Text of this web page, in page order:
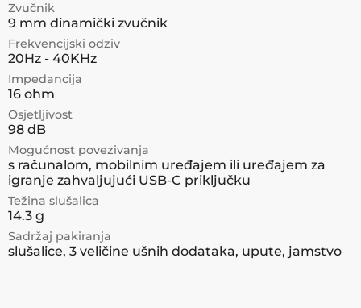
Zvučnik
9 mm dinamički zvučnik
Frekvencijski odziv
20Hz - 40KHz
Impedancija
16 ohm
Osjetljivost
98 dB
Mogućnost povezivanja
s računalom, mobilnim uređajem ili uređajem za
igranje zahvaljujući USB-C priključku
Težina slušalica
14.3 g
Sadržaj pakiranja
slušalice, 3 veličine ušnih dodataka, upute, jamstvo